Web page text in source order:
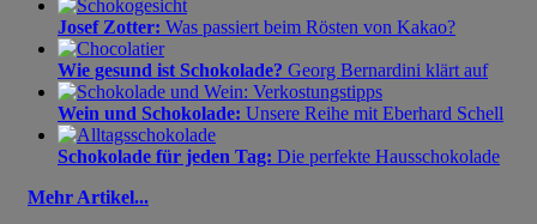
Josef Zotter: Was passiert beim Rösten von Kakao?
Wie gesund ist Schokolade? Georg Bernardini klärt auf
Wein und Schokolade: Unsere Reihe mit Eberhard Schell
Schokolade für jeden Tag: Die perfekte Hausschokolade
Mehr Artikel...